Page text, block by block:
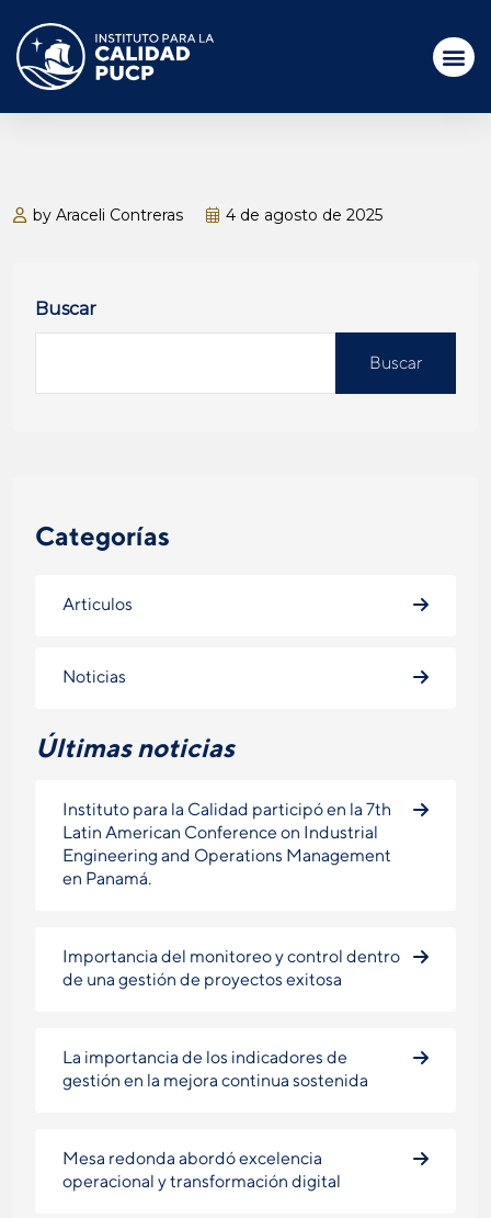
by Araceli Contreras 4 de agosto de 2025
Buscar
Buscar
Categorías
Articulos
Noticias
Últimas noticias
Instituto para la Calidad participó en la 7th
Latin American Conference on Industrial
Engineering and Operations Management
en Panamá.
Importancia del monitoreo y control dentro
de una gestión de proyectos exitosa
La importancia de los indicadores de
gestión en la mejora continua sostenida
Mesa redonda abordó excelencia
operacional y transformación digital